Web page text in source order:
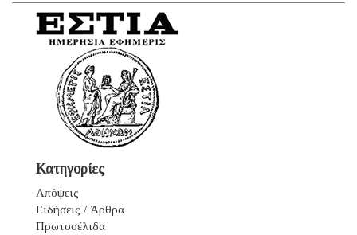
Κατηγορίες
Απόψεις
Ειδήσεις / Άρθρα
Πρωτοσέλιδα